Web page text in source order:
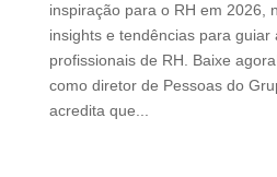
inspiração para o RH em 2026,
insights e tendências para guiar
profissionais de RH. Baixe
como diretor de Pessoas do
acredita que...